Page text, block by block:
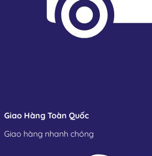
Giao Hàng Toàn Quốc
Giao hàng nhanh chóng